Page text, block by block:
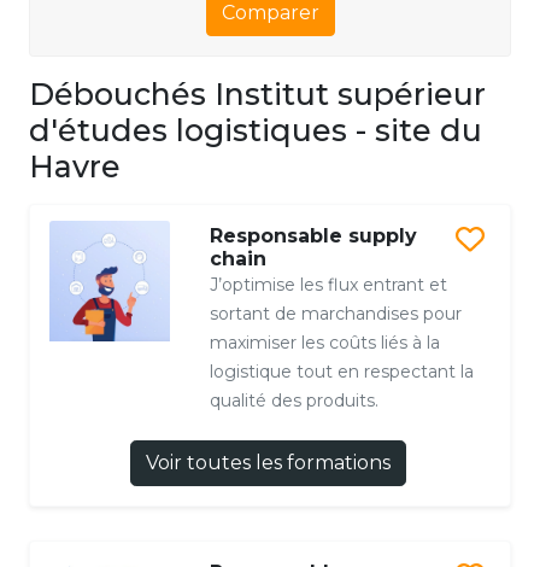
Comparer
Débouchés Institut supérieur
d'études logistiques - site du
Havre
Responsable supply
chain
J’optimise les flux entrant et
sortant de marchandises pour
maximiser les coûts liés à la
logistique tout en respectant la
qualité des produits.
Voir toutes les formations